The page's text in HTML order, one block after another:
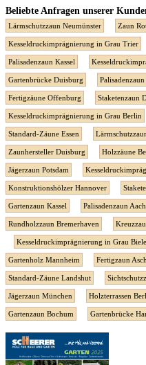
Beliebte Anfragen unserer
Lärmschutzzaun Neumünster Zaun
Kesseldruckimprägnierung in Grau Trier
Palisadenzaun Kassel
Gartenbrücke Duisburg
Fertigzäune Offenburg Staketenzaun
Kesseldruckimprägnierung in Grau Berlin
Standard-Zäune Essen
Zaunhersteller Duisburg Holzzäune
Jägerzaun Potsdam
Konstruktionshölzer Hannover
Gartenzaun Kassel Palisadenzaun
Rundholzzaun Bremerhaven
Kesseldruckimprägnierung in Grau
Gartenholz Mannheim Fertigzaun
Standard-Zäune Landshut
Jägerzaun München Holzterrassen
Gartenzaun Bochum Gartenbrücke